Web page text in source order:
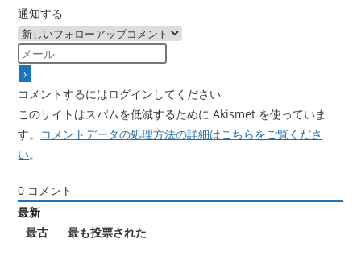
通知する
コメントするにはログインしてください
このサイトはスパムを低減するために Akismet を使っていま
す。 コメントデータの処理方法の詳細はこちらをご覧くださ
い。
0 コメント
最新
最古
最も投票された